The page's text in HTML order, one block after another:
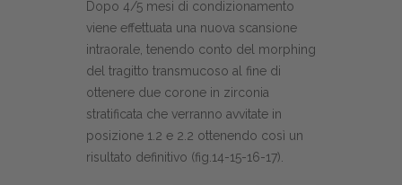
Dopo 4/5 mesi di condizionamento
viene effettuata una nuova scansione
intraorale, tenendo conto del morphing
del tragitto transmucoso al fine di
ottenere due corone in zirconia
stratificata che verranno avvitate in
posizione 1.2 e 2.2 ottenendo così un
risultato definitivo (fig.14-15-16-17).